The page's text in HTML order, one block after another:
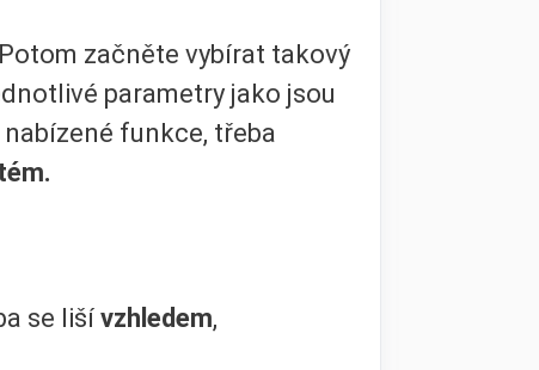
začněte vybírat takový
parametry jako jsou
funkce, třeba
se liší vzhledem,